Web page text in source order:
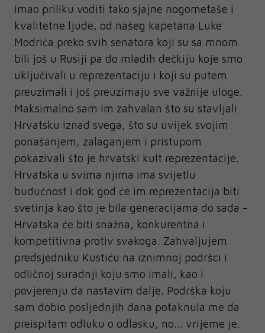
imao priliku voditi tako sjajne nogometaše i
kvalitetne ljude, od našeg kapetana Luke
Modrića preko svih senatora koji su sa mnom
bili još u Rusiji pa do mladih dečkiju koje smo
uključivali u reprezentaciju i koji su putem
preuzimali i još preuzimaju sve važnije uloge.
Maksimalno sam im zahvalan što su stavljali
Hrvatsku iznad svega, što su uvijek svojim
ponašanjem, zalaganjem i pristupom
pokazivali što je hrvatski kult reprezentacije.
Hrvatska u svima njima ima svijetlu
budućnost i dok god će im reprezentacija biti
svetinja kao što je bila generacijama do sada -
Hrvatska će biti snažna, konkurentna i
kompetitivna protiv svakoga. Zahvaljujem
predsjedniku Kustiću na iznimnoj podršci i
odličnoj suradnji koju smo imali, kao i
povjerenju da nastavim dalje. Podrška koju
sam dobio posljednjih dana potaknula me da
preispitam odluku o odlasku, no... vrijeme je.